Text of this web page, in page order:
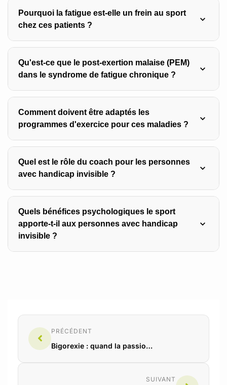
en France.
Oui, l’exercice adapté réduit la douleur, améliore le
comparables aux traitements médicamenteux, selon une
méta-analyse Cochrane de 2017.
Pourquoi la fatigue est-elle un frein au sport
chez ces patients ?
La fatigue est souvent écrasante et imprévisible, ce qui
tandis que l’exercice adapté améliore progressivement
l’énergie disponible.
Qu'est-ce que le post-exertion malaise (PEM)
dans le syndrome de fatigue chronique ?
Le PEM est une aggravation systématique des
seuil individuel, rendant les exercices classiques contre-
productifs pour ces patients.
Comment doivent être adaptés les
programmes d'exercice pour ces maladies ?
Les programmes doivent être flexibles, adaptés à la
la récupération et une vigilance accrue pour éviter le
surmenage.
Quel est le rôle du coach pour les personnes
avec handicap invisible ?
Le coach agit comme partenaire thérapeutique, adaptant
les séances en temps réel, reconnaissant les signes
Quels bénéfices psychologiques le sport
apporte-t-il aux personnes avec handicap
invisible ?
PRÉCÉDENT
Bigorexie : quand la passion du sport devient une obsession destructrice
SUIVANT